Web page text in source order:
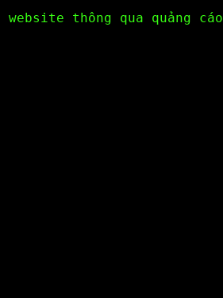
website thông qua quảng cáo